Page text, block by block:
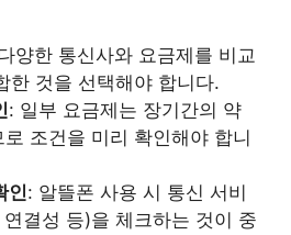
양한 통신사와 요금제를 비교
한 것을 선택해야 합니다.
: 일부 요금제는 장기간의 약
조건을 미리 확인해야 합니
인: 알뜰폰 사용 시 통신 서비
결성 등)을 체크하는 것이 중